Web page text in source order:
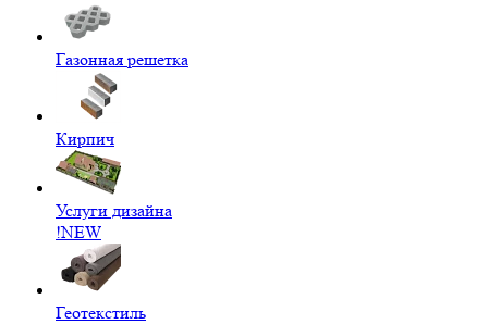
Газонная решетка
Кирпич
Услуги дизайна
!NEW
Геотекстиль